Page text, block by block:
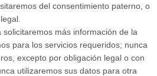
del consentimiento paterno, o
más información de la
para los servicios requeridos; nunca
excepto por obligación legal o con
utilizaremos sus datos para otra